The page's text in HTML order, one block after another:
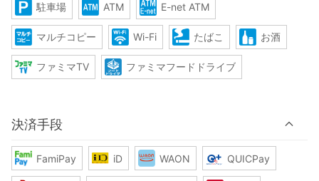
駐車場 ATM E-net ATM
マルチコピー Wi-Fi たばこ お酒
ファミマTV ファミマフードドライブ
決済手段
FamiPay iD WAON QUICPay